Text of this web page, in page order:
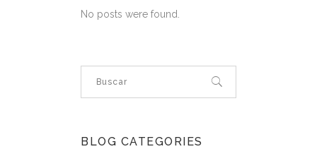
No posts were found.
BLOG CATEGORIES